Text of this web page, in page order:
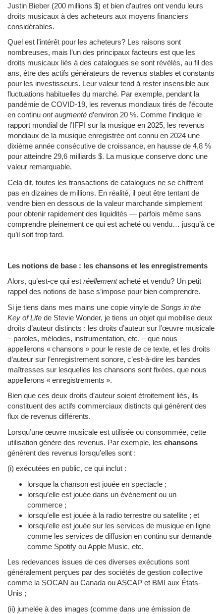
Justin Bieber (200 millions $) et bien d’autres ont vendu leurs
droits musicaux à des acheteurs aux moyens financiers
considérables.
Quel est l’intérêt pour les acheteurs? Les raisons sont
nombreuses, mais l’un des principaux facteurs est que les
droits musicaux liés à des catalogues se sont révélés, au fil des
ans, être des actifs générateurs de revenus stables et constants
pour les investisseurs. Leur valeur tend à rester insensible aux
fluctuations habituelles du marché. Par exemple, pendant la
pandémie de COVID-19, les revenus mondiaux tirés de l’écoute
en continu ont augmenté d’environ 20 %. Comme l’indique le
rapport mondial de l’IFPI sur la musique en 2025, les revenus
mondiaux de la musique enregistrée ont connu en 2024 une
dixième année consécutive de croissance, en hausse de 4,8 %
pour atteindre 29,6 milliards $. La musique conserve donc une
valeur remarquable.
Cela dit, toutes les transactions de catalogues ne se chiffrent
pas en dizaines de millions. En réalité, il peut être tentant de
vendre bien en dessous de la valeur marchande simplement
pour obtenir rapidement des liquidités — parfois même sans
comprendre pleinement ce qui est acheté ou vendu… jusqu’à ce
qu’il soit trop tard.
Les notions de base : les chansons et les enregistrements
Alors, qu’est-ce qui est réellementacheté et vendu? Un petit
rappel des notions de base s’impose pour bien comprendre.
Si je tiens dans mes mains une copie vinyle de Songs in the
Key of Life de Stevie Wonder, je tiens un objet qui mobilise deux
droits d’auteur distincts : les droits d’auteur sur l’œuvre musicale
– paroles, mélodies, instrumentation, etc. – que nous
appellerons « chansons » pour le reste de ce texte, et les droits
d’auteur sur l’enregistrement sonore, c’est-à-dire les bandes
maîtresses sur lesquelles les chansons sont fixées, que nous
appellerons « enregistrements ».
Bien que ces deux droits d’auteur soient étroitement liés, ils
constituent des actifs commerciaux distincts qui génèrent des
flux de revenus différents.
Lorsqu’une œuvre musicale est utilisée ou consommée, cette
utilisation génère des revenus. Par exemple, les chansons
génèrent des revenus lorsqu’elles sont :
(i) exécutées en public, ce qui inclut :
lorsque la chanson est jouée en spectacle ;
lorsqu’elle est jouée dans un événement ou un
commerce ;
lorsqu’elle est jouée à la radio terrestre ou satellite ; et
lorsqu’elle est jouée sur les services de musique en ligne
comme les services de diffusion en continu sur demande
comme Spotify ou Apple Music, etc.
Les redevances issues de ces diverses exécutions sont
généralement perçues par des sociétés de gestion collective
comme la SOCAN au Canada ou ASCAP et BMI aux États-
Unis ;
(ii) jumelée à des images (comme dans une émission de